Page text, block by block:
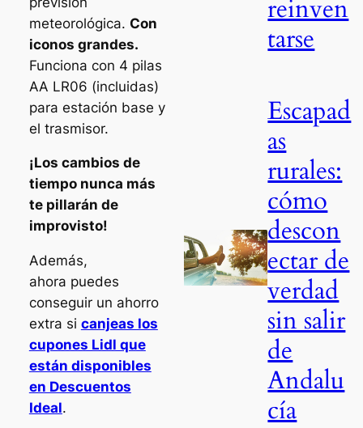
meteorológica. Con
iconos grandes.
Funciona con 4 pilas
AA LR06 (incluidas)
para estación base y
el trasmisor.
¡Los cambios de
tiempo nunca más
te pillarán de
improvisto!
Además,
ahora puedes
conseguir un ahorro
extra si canjeas los
cupones Lidl que
están disponibles
en Descuentos
Ideal.
reinven
tarse
Escapad
as
rurales:
cómo
descon
ectar de
verdad
sin salir
de
Andalu
cía